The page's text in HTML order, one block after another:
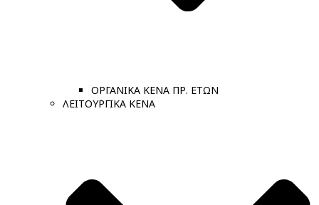
ΟΡΓΑΝΙΚΑ ΚΕΝΑ ΠΡ. ΕΤΩΝ
ΛΕΙΤΟΥΡΓΙΚΑ ΚΕΝΑ